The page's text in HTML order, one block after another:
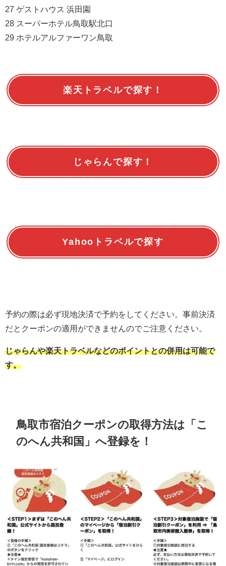
27 ゲストハウス 浜田園
28 スーパーホテル鳥取駅北口
29 ホテルアルファーワン鳥取
楽天トラベルで探す！
じゃらんで探す！
Yahooトラベルで探す
予約の際は必ず現地決済で予約をしてください。事前決済
だとクーポンの適用ができませんのでご注意ください。
じゃらんや楽天トラベルなどのポイントとの併用は可能で
す。
鳥取市宿泊クーポンの取得方法は「こ
のへん共和国」へ登録を！